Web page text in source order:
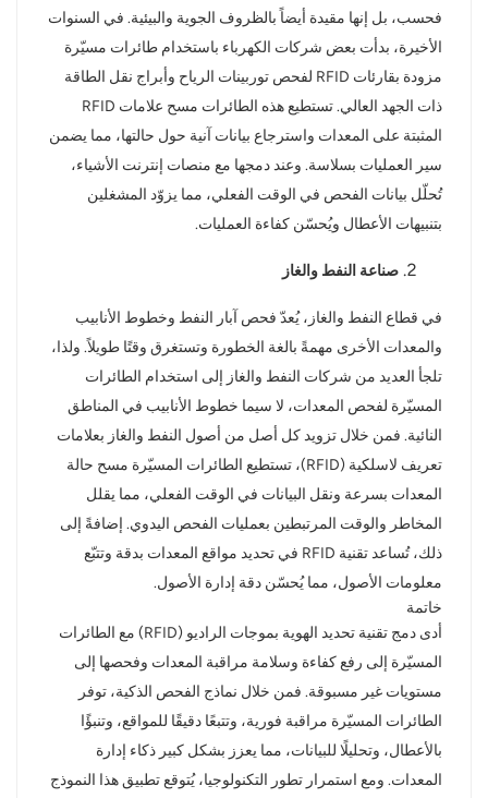
فحسب، بل إنها مقيدة أيضاً بالظروف الجوية والبيئية. في السنوات
الأخيرة، بدأت بعض شركات الكهرباء باستخدام طائرات مسيّرة
مزودة بقارئات RFID لفحص توربينات الرياح وأبراج نقل الطاقة
ذات الجهد العالي. تستطيع هذه الطائرات مسح علامات RFID
المثبتة على المعدات واسترجاع بيانات آنية حول حالتها، مما يضمن
سير العمليات بسلاسة. وعند دمجها مع منصات إنترنت الأشياء،
تُحلّل بيانات الفحص في الوقت الفعلي، مما يزوّد المشغلين
بتنبيهات الأعطال ويُحسّن كفاءة العمليات.
صناعة النفط والغاز
في قطاع النفط والغاز، يُعدّ فحص آبار النفط وخطوط الأنابيب
والمعدات الأخرى مهمةً بالغة الخطورة وتستغرق وقتًا طويلاً. ولذا،
تلجأ العديد من شركات النفط والغاز إلى استخدام الطائرات
المسيّرة لفحص المعدات، لا سيما خطوط الأنابيب في المناطق
النائية. فمن خلال تزويد كل أصل من أصول النفط والغاز بعلامات
تعريف لاسلكية (RFID)، تستطيع الطائرات المسيّرة مسح حالة
المعدات بسرعة ونقل البيانات في الوقت الفعلي، مما يقلل
المخاطر والوقت المرتبطين بعمليات الفحص اليدوي. إضافةً إلى
ذلك، تُساعد تقنية RFID في تحديد مواقع المعدات بدقة وتتبّع
معلومات الأصول، مما يُحسّن دقة إدارة الأصول.
خاتمة
أدى دمج تقنية تحديد الهوية بموجات الراديو (RFID) مع الطائرات
المسيّرة إلى رفع كفاءة وسلامة مراقبة المعدات وفحصها إلى
مستويات غير مسبوقة. فمن خلال نماذج الفحص الذكية، توفر
الطائرات المسيّرة مراقبة فورية، وتتبعًا دقيقًا للمواقع، وتنبؤًا
بالأعطال، وتحليلًا للبيانات، مما يعزز بشكل كبير ذكاء إدارة
المعدات. ومع استمرار تطور التكنولوجيا، يُتوقع تطبيق هذا النموذج